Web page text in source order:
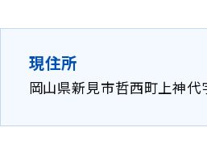
現住所
岡山県新見市哲西町上神代